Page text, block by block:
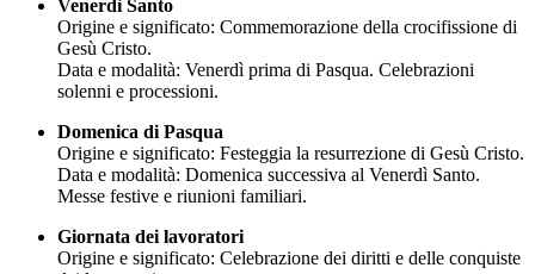
Venerdì Santo
Origine e significato: Commemorazione della crocifissione di
Gesù Cristo.
Data e modalità: Venerdì prima di Pasqua. Celebrazioni
solenni e processioni.
Domenica di Pasqua
Origine e significato: Festeggia la resurrezione di Gesù Cristo.
Data e modalità: Domenica successiva al Venerdì Santo.
Messe festive e riunioni familiari.
Giornata dei lavoratori
Origine e significato: Celebrazione dei diritti e delle conquiste